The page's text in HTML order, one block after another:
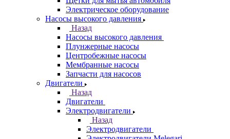
Электрическое оборудование
Насосы высокого давления
Назад
Насосы высокого давления
Плунжерные насосы
Центробежные насосы
Мембранные насосы
Запчасти для насосов
Двигатели
Назад
Двигатели
Электродвигатели
Назад
Электродвигатели